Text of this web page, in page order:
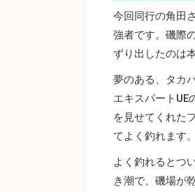
今回同行の角田
強者です。磯際
ずり出したのは
夢のある、タカ
エキスパートUE
を見せてくれた
てよく釣れます。
よく釣れるとつ
き潮で、磯場が